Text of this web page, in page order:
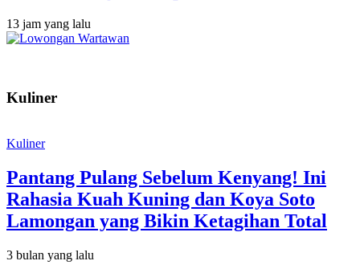
13 jam yang lalu
Kuliner
Kuliner
Pantang Pulang Sebelum Kenyang! Ini
Rahasia Kuah Kuning dan Koya Soto
Lamongan yang Bikin Ketagihan Total
3 bulan yang lalu